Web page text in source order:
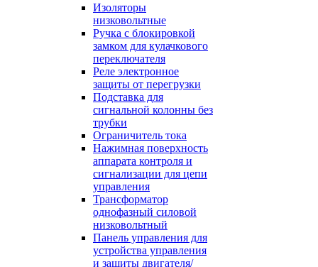
Изоляторы
низковольтные
Ручка с блокировкой
замком для кулачкового
переключателя
Реле электронное
защиты от перегрузки
Подставка для
сигнальной колонны без
трубки
Ограничитель тока
Нажимная поверхность
аппарата контроля и
сигнализации для цепи
управления
Трансформатор
однофазный силовой
низковольтный
Панель управления для
устройства управления
и защиты двигателя/